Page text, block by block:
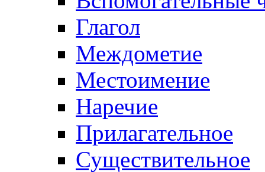
Глагол
Междометие
Местоимение
Наречие
Прилагательное
Существительное